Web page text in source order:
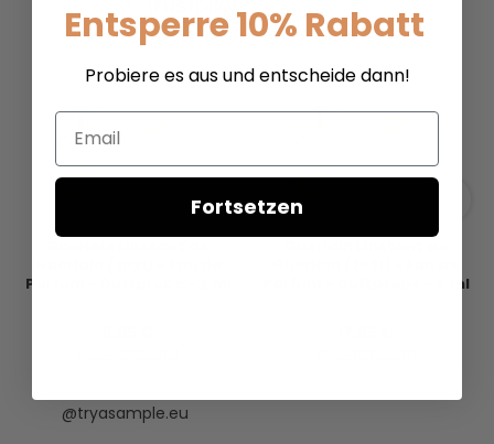
Parfum - Duftprobe - 2 ml
Parfum - Duftprobe - 5 ml
@tryasample.eu
Entsperre 10% Rabatt
Probiere es aus und entscheide dann!
Email
Fortsetzen